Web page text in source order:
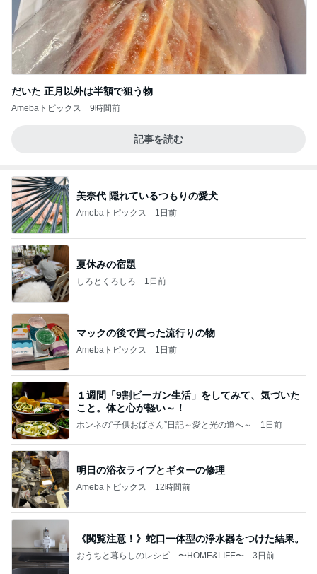
だいた 正月以外は半額で狙う物
Amebaトピックス 9時間前
記事を読む
美奈代 隠れているつもりの愛犬
Amebaトピックス 1日前
夏休みの宿題
しろとくろしろ 1日前
マックの後で買った流行りの物
Amebaトピックス 1日前
１週間「9割ビーガン生活」をしてみて、気づいた
こと。体と心が軽い～！
ホンネの“子供おばさん”日記～愛と光の道へ～ 1日前
明日の浴衣ライブとギターの修理
Amebaトピックス 12時間前
《閲覧注意！》蛇口一体型の浄水器をつけた結果。
おうちと暮らしのレシピ 〜HOME&LIFE〜 3日前